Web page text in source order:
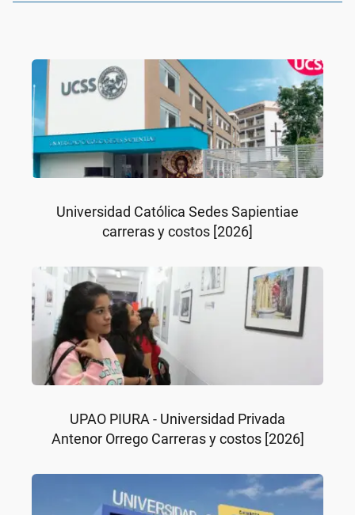
Universidad Católica Sedes Sapientiae
carreras y costos [2026]
UPAO PIURA - Universidad Privada
Antenor Orrego Carreras y costos [2026]